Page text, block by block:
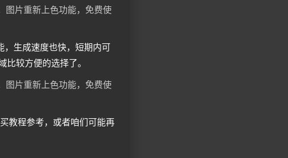
生成速度也快，短期内可
较方便的选择了。
教程参考，或者咱们可能再